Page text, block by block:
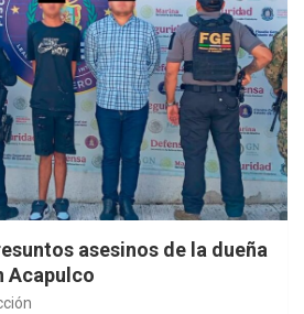
asesinos de la dueña
Acapulco